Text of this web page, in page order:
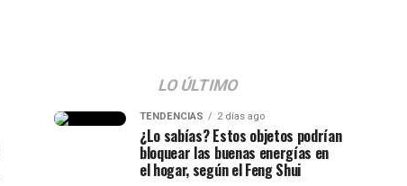
LO ÚLTIMO
TENDENCIAS 2 días ago
¿Lo sabías? Estos objetos podrían
bloquear las buenas energías en
el hogar, según el Feng Shui